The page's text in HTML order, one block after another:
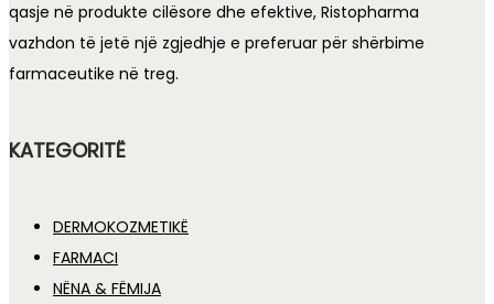
qasje në produkte cilësore dhe efektive, Ristopharma
vazhdon të jetë një zgjedhje e preferuar për shërbime
farmaceutike në treg.
KATEGORITË
DERMOKOZMETIKË
FARMACI
NËNA & FËMIJA